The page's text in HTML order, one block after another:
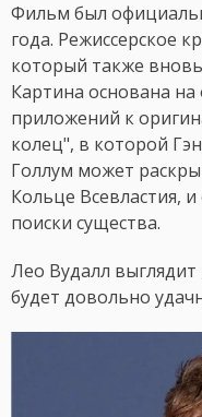
Фильм был
года. Режиссерское
который также
Картина основана
приложений к
колец", в которой
Голлум может
Кольце Всевластия,
поиски существа.
Лео Вудалл
будет довольно